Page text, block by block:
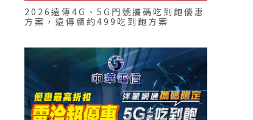
2026遠傳4G、5G門號攜碼吃到飽優惠
方案，遠傳續約499吃到飽方案